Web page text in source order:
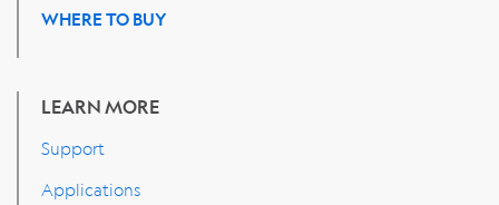
WHERE TO BUY
LEARN MORE
Support
Applications